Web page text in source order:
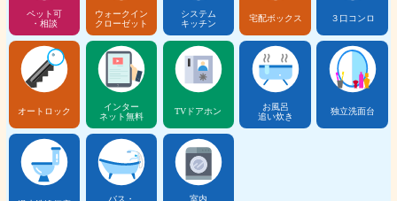
ペット可
・相談
ウォークイン
クローゼット
システム
キッチン
宅配ボックス ３口コンロ
オートロック
インター
ネット無料
TVドアホン
お風呂
追い炊き
独立洗面台